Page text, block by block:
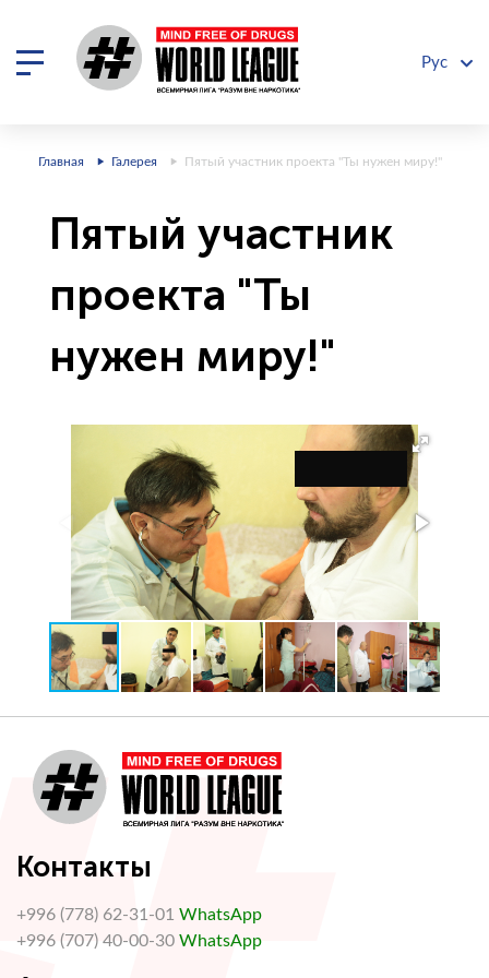
Рус
Главная Галерея Пятый участник проекта "Ты нужен миру!"
Пятый участник
проекта "Ты
нужен миру!"
Контакты
+996 (778) 62-31-01 WhatsApp
+996 (707) 40-00-30 WhatsApp